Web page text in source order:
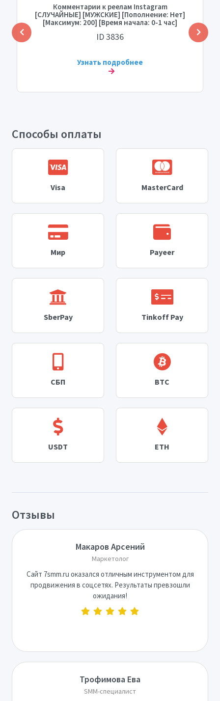
Комментарии к реелам Instagram
[СЛУЧАЙНЫЕ] [МУЖСКИЕ] [Пополнение: Нет]
[Максимум: 200] [Время начала: 0-1 час]
[Скорость: МГНОВЕННАЯ]
ID 3836
Узнать подробнее
Способы оплаты
Visa MasterCard
Мир Payeer
SberPay Tinkoff Pay
СБП BTC
USDT ETH
Отзывы
Макаров Арсений
Маркетолог
Сайт 7smm.ru оказался отличным инструментом для
продвижения в соцсетях. Результаты превзошли
ожидания!
Трофимова Ева
SMM-специалист